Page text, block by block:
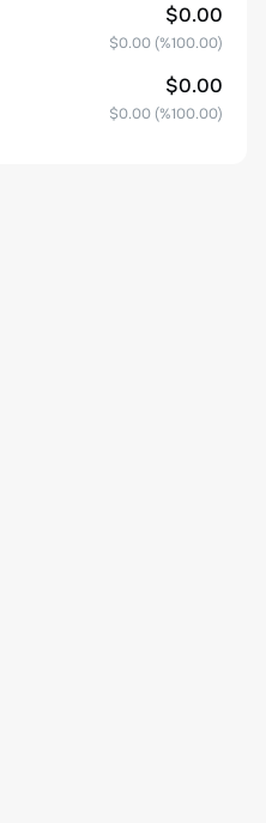
$0.00
$0.00 (%100.00)
$0.00
$0.00 (%100.00)